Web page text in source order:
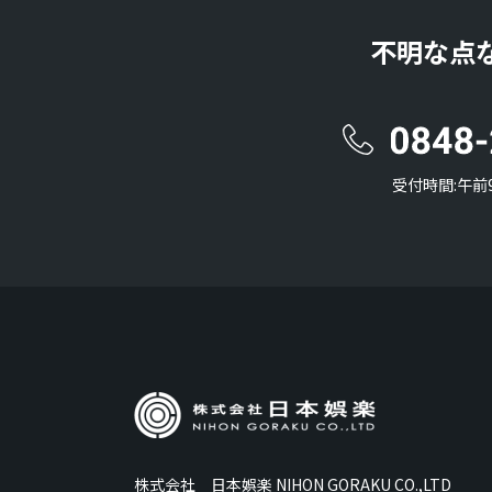
不明な点
受付時間:午
株式会社 日本娯楽 NIHON GORAKU CO.,LTD